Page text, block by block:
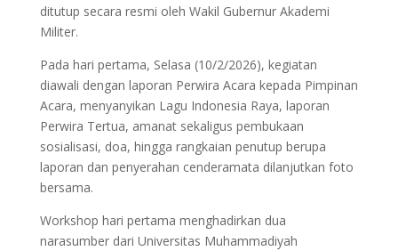
ditutup secara resmi oleh Wakil Gubernur Akademi
Militer.
Pada hari pertama, Selasa (10/2/2026), kegiatan
diawali dengan laporan Perwira Acara kepada Pimpinan
Acara, menyanyikan Lagu Indonesia Raya, laporan
Perwira Tertua, amanat sekaligus pembukaan
sosialisasi, doa, hingga rangkaian penutup berupa
laporan dan penyerahan cenderamata dilanjutkan foto
bersama.
Workshop hari pertama menghadirkan dua
narasumber dari Universitas Muhammadiyah